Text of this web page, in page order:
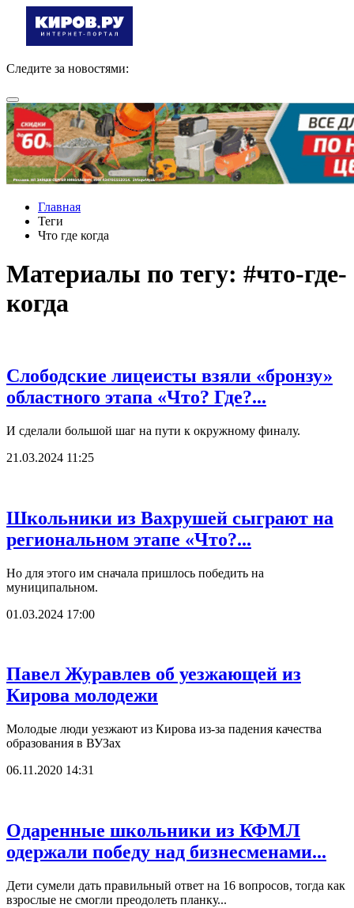
Следите за новостями:
Главная
Теги
Что где когда
Материалы по тегу: #что-где-
когда
Слободские лицеисты взяли «бронзу»
областного этапа «Что? Где?...
И сделали большой шаг на пути к окружному финалу.
21.03.2024 11:25
Школьники из Вахрушей сыграют на
региональном этапе «Что?...
Но для этого им сначала пришлось победить на
муниципальном.
01.03.2024 17:00
Павел Журавлев об уезжающей из
Кирова молодежи
Молодые люди уезжают из Кирова из-за падения качества
образования в ВУЗах
06.11.2020 14:31
Одаренные школьники из КФМЛ
одержали победу над бизнесменами...
Дети сумели дать правильный ответ на 16 вопросов, тогда как
взрослые не смогли преодолеть планку...